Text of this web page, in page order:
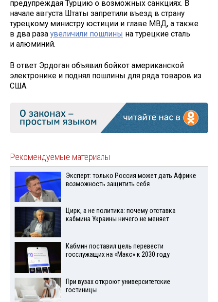
предупреждая Турцию о возможных санкциях. В
начале августа Штаты запретили въезд в страну
турецкому министру юстиции и главе МВД, а также
в два раза увеличили пошлины на турецкие сталь
и алюминий.
В ответ Эрдоган объявил бойкот американской
электронике и поднял пошлины для ряда товаров из
США.
Рекомендуемые материалы
Эксперт: только Россия может дать Африке
возможность защитить себя
Цирк, а не политика: почему отставка
кабмина Украины ничего не меняет
Кабмин поставил цель перевести
госслужащих на «Макс» к 2030 году
При вузах откроют университетские
гостиницы